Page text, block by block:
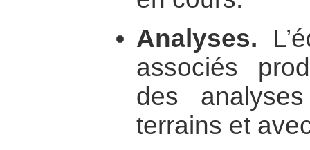
Analyses.
associés
des
terrains et